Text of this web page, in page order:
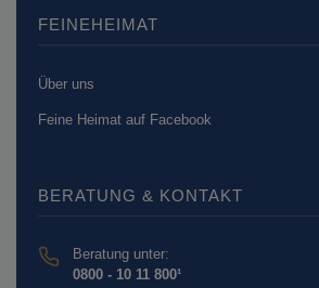
FEINEHEIMAT
Über uns
Feine Heimat auf Facebook
BERATUNG & KONTAKT
Beratung unter:
0800 - 10 11 800¹